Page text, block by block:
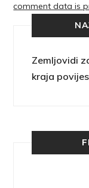
comment data is
Zemljovidi
kraja